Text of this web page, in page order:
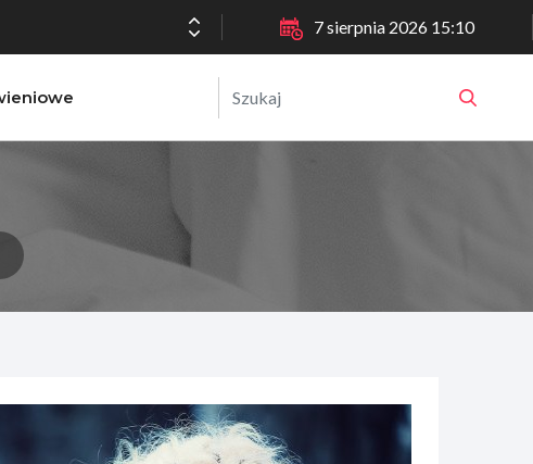
7 sierpnia 2026 15:10